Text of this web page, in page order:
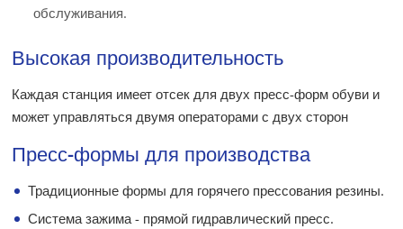
обслуживания.
Высокая производительность
Каждая станция имеет отсек для двух пресс-форм обуви и
может управляться двумя операторами с двух сторон
Пресс-формы для производства
Традиционные формы для горячего прессования резины.
Система зажима - прямой гидравлический пресс.